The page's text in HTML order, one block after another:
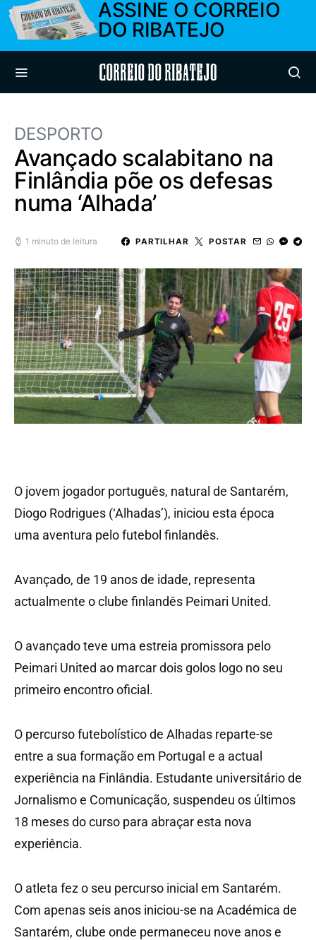
ASSINE O CORREIO
DO RIBATEJO
Correio do Ribatejo
DESPORTO
Avançado scalabitano na
Finlândia põe os defesas
numa ‘Alhada’
1 minuto de leitura PARTILHAR POSTAR
O jovem jogador português, natural de Santarém,
Diogo Rodrigues (‘Alhadas’), iniciou esta época
uma aventura pelo futebol finlandês.
Avançado, de 19 anos de idade, representa
actualmente o clube finlandês Peimari United.
O avançado teve uma estreia promissora pelo
Peimari United ao marcar dois golos logo no seu
primeiro encontro oficial.
O percurso futebolístico de Alhadas reparte-se
entre a sua formação em Portugal e a actual
experiência na Finlândia. Estudante universitário de
Jornalismo e Comunicação, suspendeu os últimos
18 meses do curso para abraçar esta nova
experiência.
O atleta fez o seu percurso inicial em Santarém.
Com apenas seis anos iniciou-se na Académica de
Santarém, clube onde permaneceu nove anos e